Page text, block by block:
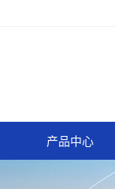
产品中心